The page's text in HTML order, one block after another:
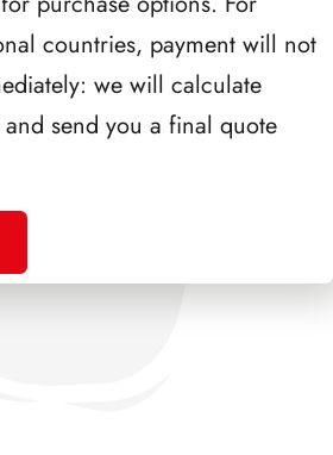
countries, payment will not
we will calculate
send you a final quote